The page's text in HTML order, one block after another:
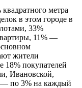
метра
в этом городе в
33%
11% —
жители
18% покупателей
Ивановской,
— по 3% на каждый